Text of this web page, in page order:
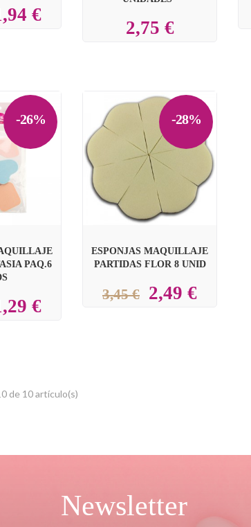
€
2,75 €
-26%
PAQ.6
€
-28%
ESPONJAS MAQUILLAJE
PARTIDAS FLOR 8 UNID
3,45 € 2,49 €
de 10 artículo(s)
Newsletter